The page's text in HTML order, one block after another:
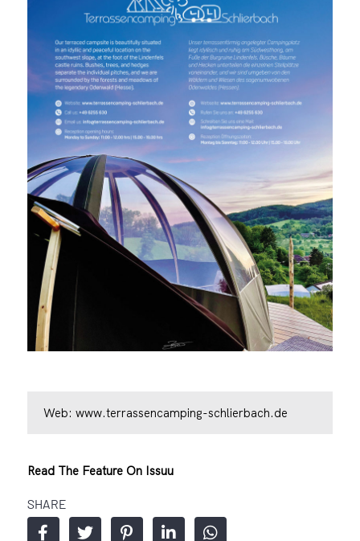
Web: www.terrassencamping-schlierbach.de
Read The Feature On Issuu
SHARE